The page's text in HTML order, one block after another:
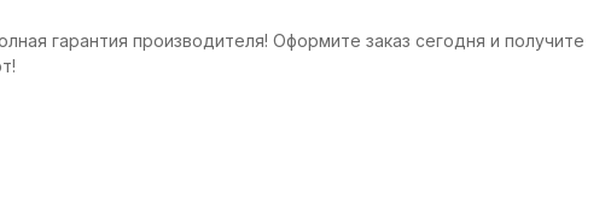
гарантия производителя! Оформите заказ сегодня и получите